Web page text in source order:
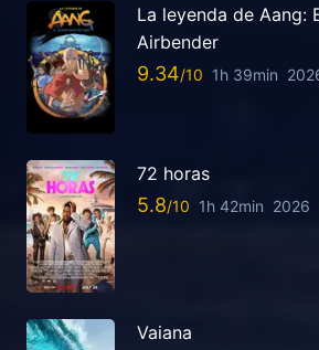
La leyenda de Aang:
Airbender
9.34 1h 39min
72 horas
5.8 1h 42min 2026
Vaiana